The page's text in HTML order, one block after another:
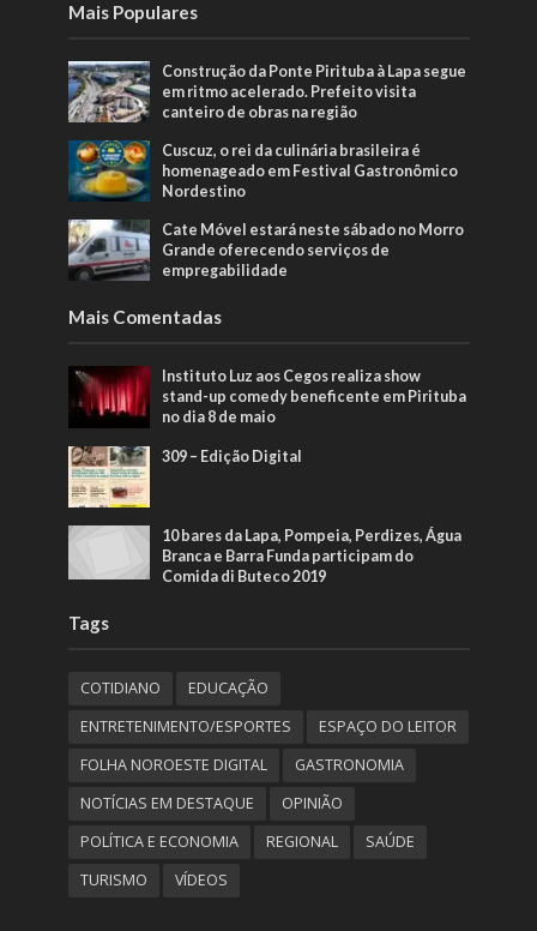
Mais Populares
Construção da Ponte Pirituba à Lapa segue
em ritmo acelerado. Prefeito visita
canteiro de obras na região
Cuscuz, o rei da culinária brasileira é
homenageado em Festival Gastronômico
Nordestino
Cate Móvel estará neste sábado no Morro
Grande oferecendo serviços de
empregabilidade
Mais Comentadas
Instituto Luz aos Cegos realiza show
stand-up comedy beneficente em Pirituba
no dia 8 de maio
309 – Edição Digital
10 bares da Lapa, Pompeia, Perdizes, Água
Branca e Barra Funda participam do
Comida di Buteco 2019
Tags
COTIDIANO
EDUCAÇÃO
ENTRETENIMENTO/ESPORTES
ESPAÇO DO LEITOR
FOLHA NOROESTE DIGITAL
GASTRONOMIA
NOTÍCIAS EM DESTAQUE
OPINIÃO
POLÍTICA E ECONOMIA
REGIONAL
SAÚDE
TURISMO
VÍDEOS